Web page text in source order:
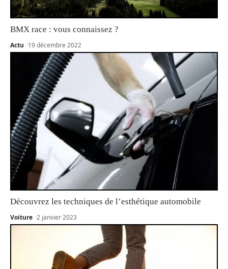
BMX race : vous connaissez ?
Actu 19 décembre 2022
Découvrez les techniques de l’esthétique automobile
Voiture 2 janvier 2023